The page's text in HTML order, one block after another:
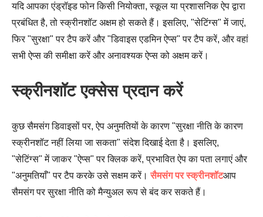
यदि आपका एंड्रॉइड फोन किसी नियोक्ता, स्कूल या प्रशासनिक ऐप द्वारा
प्रबंधित है, तो स्क्रीनशॉट अक्षम हो सकते हैं। इसलिए, "सेटिंग्स" में जाएं,
फिर "सुरक्षा" पर टैप करें और "डिवाइस एडमिन ऐप्स" पर टैप करें, और वहां
सभी ऐप्स की समीक्षा करें और अनावश्यक ऐप्स को अक्षम करें।
स्क्रीनशॉट एक्सेस प्रदान करें
कुछ सैमसंग डिवाइसों पर, ऐप अनुमतियों के कारण "सुरक्षा नीति के कारण
स्क्रीनशॉट नहीं लिया जा सकता" संदेश दिखाई देता है। इसलिए,
"सेटिंग्स" में जाकर "ऐप्स" पर क्लिक करें, प्रभावित ऐप का पता लगाएं और
"अनुमतियाँ" पर टैप करके उसे सक्षम करें।सैमसंग पर स्क्रीनशॉटआप
सैमसंग पर सुरक्षा नीति को मैन्युअल रूप से बंद कर सकते हैं।